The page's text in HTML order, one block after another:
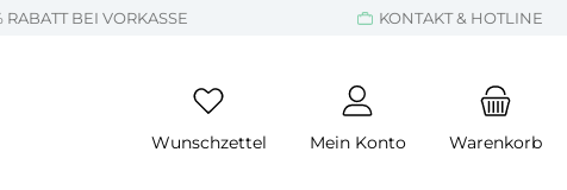
RABATT BEI VORKASSE KONTAKT & HOTLINE
Wunschzettel Mein Konto Warenkorb